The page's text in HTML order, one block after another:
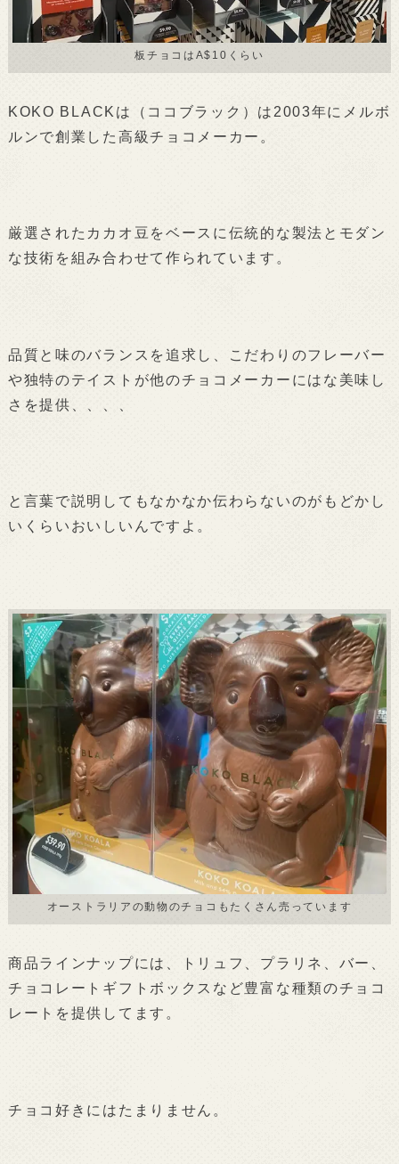
板チョコはA$10くらい
KOKO BLACKは（ココブラック）は2003年にメルボ
ルンで創業した高級チョコメーカー。
厳選されたカカオ豆をベースに伝統的な製法とモダン
な技術を組み合わせて作られています。
品質と味のバランスを追求し、こだわりのフレーバー
や独特のテイストが他のチョコメーカーにはな美味し
さを提供、、、、
と言葉で説明してもなかなか伝わらないのがもどかし
いくらいおいしいんですよ。
オーストラリアの動物のチョコもたくさん売っています
商品ラインナップには、トリュフ、プラリネ、バー、
チョコレートギフトボックスなど豊富な種類のチョコ
レートを提供してます。
チョコ好きにはたまりません。